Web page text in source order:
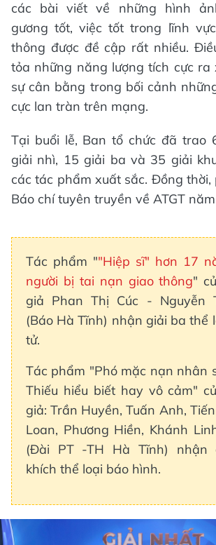
các bài viết về những hình
gương tốt, việc tốt trong lĩnh
thông được đề cập rất nhiều.
tỏa những năng lượng tích cực ra
sự cân bằng trong bối cảnh
cực lan tràn trên mạng.
Tại buổi lễ, Ban tổ chức đã trao
giải nhì, 15 giải ba và 35 giải
các tác phẩm xuất sắc. Đồng thời,
Báo chí tuyên truyền về ATGT
Tác phẩm ""Hiệp sĩ" hơn 17
người bị tai nạn giao thông"
giả Phan Thị Cúc - Nguyễn
(Báo Hà Tĩnh) nhận giải ba thể
tử.
Tác phẩm "Phó mặc nạn nhân
Thiếu hiểu biết hay vô cảm"
giả: Trần Huyền, Tuấn Anh,
Loan, Phương Hiền, Khánh
(Đài PT -TH Hà Tĩnh) nhận
khích thể loại báo hình.